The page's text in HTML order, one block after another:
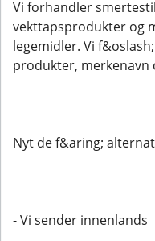
Vi forhandler
vekttapsprodukter og
legemidler. Vi
produkter, merkenavn
Nyt de f&aring;
- Vi sender innenlands